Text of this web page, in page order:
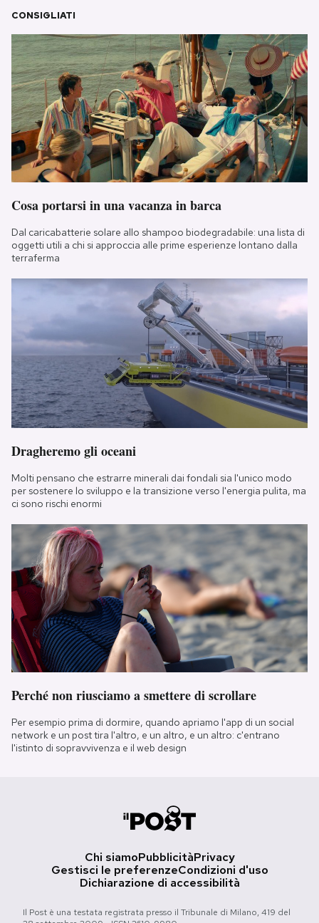
CONSIGLIATI
Cosa portarsi in una vacanza in barca
Dal caricabatterie solare allo shampoo biodegradabile: una lista di
oggetti utili a chi si approccia alle prime esperienze lontano dalla
terraferma
Dragheremo gli oceani
Molti pensano che estrarre minerali dai fondali sia l'unico modo
per sostenere lo sviluppo e la transizione verso l'energia pulita, ma
ci sono rischi enormi
Perché non riusciamo a smettere di scrollare
Per esempio prima di dormire, quando apriamo l'app di un social
network e un post tira l'altro, e un altro, e un altro: c'entrano
l'istinto di sopravvivenza e il web design
Chi siamoPubblicitàPrivacy
Gestisci le preferenzeCondizioni d'uso
Dichiarazione di accessibilità
Il Post è una testata registrata presso il Tribunale di Milano, 419 del